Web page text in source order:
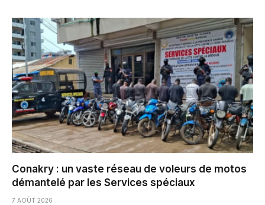
Conakry : un vaste réseau de voleurs de motos
démantelé par les Services spéciaux
7 AOÛT 2026